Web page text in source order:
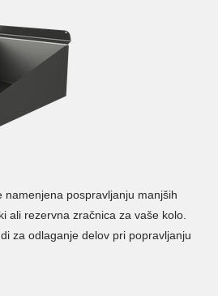
namenjena pospravljanju manjših
ali rezervna zračnica za vaše kolo.
za odlaganje delov pri popravljanju